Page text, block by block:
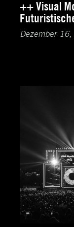
++ Visual
Dezember